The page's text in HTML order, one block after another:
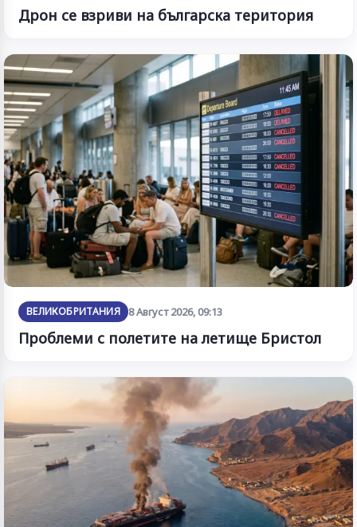
Дрон се взриви на българска територия
ВЕЛИКОБРИТАНИЯ 8 Август 2026, 09:13
Проблеми с полетите на летище Бристол